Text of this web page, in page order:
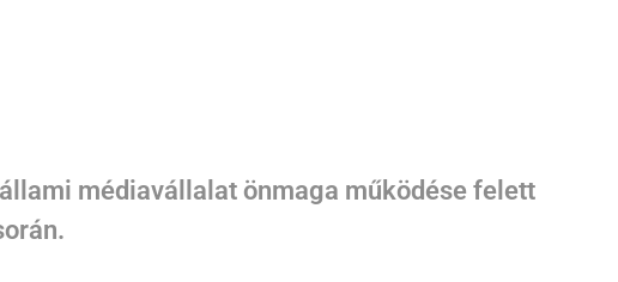
médiavállalat önmaga működése felett